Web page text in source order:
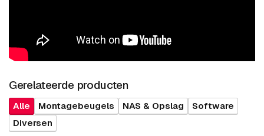
Gerelateerde producten
Alle Montagebeugels NAS & Opslag
Software
Diversen